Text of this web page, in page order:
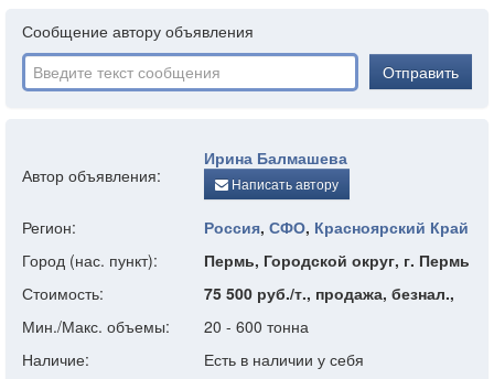
Сообщение автору объявления
Отправить
Автор объявления:
Ирина Балмашева
Написать автору
Регион: Россия, СФО, Красноярский Край
Город (нас. пункт):
Пермь, Городской округ, г. Пермь
Стоимость:
75 500 руб./т., продажа, безнал.,
Мин./Макс. объемы:
20 - 600 тонна
Наличие:
Есть в наличии у себя